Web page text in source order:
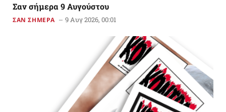
Σαν σήμερα 9 Αυγούστου
ΣΑΝ ΣΗΜΕΡΑ 9 Αυγ 2026, 00:01